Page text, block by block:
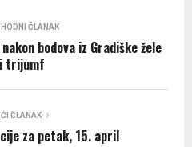
ČLANAK
bodova iz Gradiške žele
trijumf
ČLANAK
za petak, 15. april